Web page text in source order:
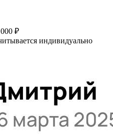
₽
индивидуально